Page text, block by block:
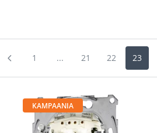
1 ... 21 22 23
KAMPAANIA